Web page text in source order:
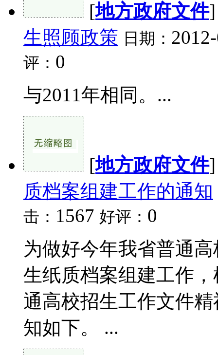
[地方政府文件
生照顾政策 日期：
评： 0
与2011年相同。...
[地方政府文件
质档案组建工作的通知
击： 1567 好评： 0
为做好今年我省普通
生纸质档案组建工作
通高校招生工作文件
知如下。 ...